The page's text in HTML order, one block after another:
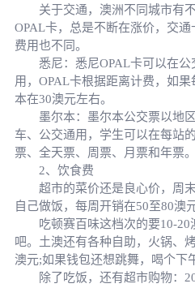
关于交通，澳洲不同城市有不
OPAL卡，总是不断在涨价，交
费用也不同。
悉尼：悉尼OPAL卡可以在公
用，OPAL卡根据距离计费，如
本在30澳元左右。
墨尔本：墨尔本公交票以地区
车、公交通用，学生可以在每站
票、全天票、周票、月票和年票
2、饮食费
超市的菜价还是良心价，周末
自己做饭，每周开销在50至80澳
吃顿赛百味这档次的要10-20
吧。土澳还有各种自助，火锅、
澳元;如果钱包还想跳舞，喝个下
除了吃饭，还有超市购物：